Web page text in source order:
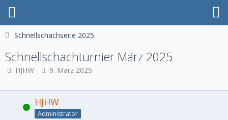
Schnellschachserie 2025
Schnellschachturnier März 2025
HJHW 9. März 2025
Online HJHW
Administrator